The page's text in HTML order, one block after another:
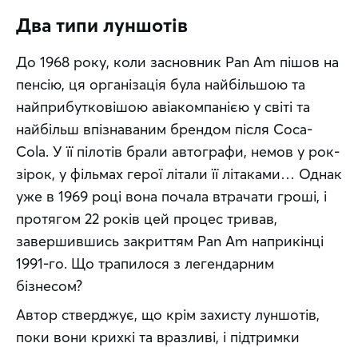
Два типи луншотів
До 1968 року, коли засновник Pan Am пішов на
пенсію, ця організація була найбільшою та
найприбутковішою авіакомпанією у світі та
найбільш впізнаваним брендом після Coca-
Cola. У її пілотів брали автографи, немов у рок-
зірок, у фільмах герої літали її літаками… Однак
уже в 1969 році вона почала втрачати гроші, і
протягом 22 років цей процес тривав,
завершившись закриттям Pan Am наприкінці
1991-го. Що трапилося з легендарним
бізнесом?
Автор стверджує, що крім захисту луншотів,
поки вони крихкі та вразливі, і підтримки